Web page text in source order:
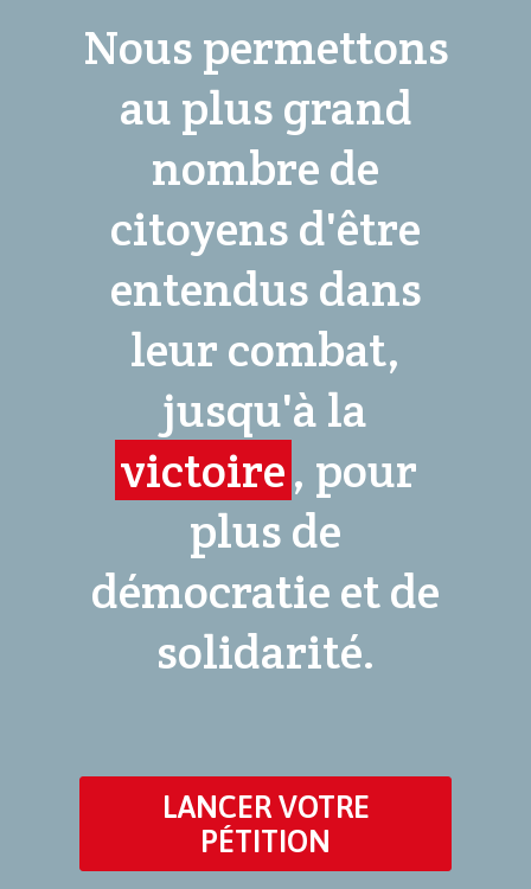
Nous permettons
au plus grand
nombre de
citoyens d'être
entendus dans
leur combat,
jusqu'à la
victoire, pour
plus de
démocratie et de
solidarité.
LANCER VOTRE
PÉTITION